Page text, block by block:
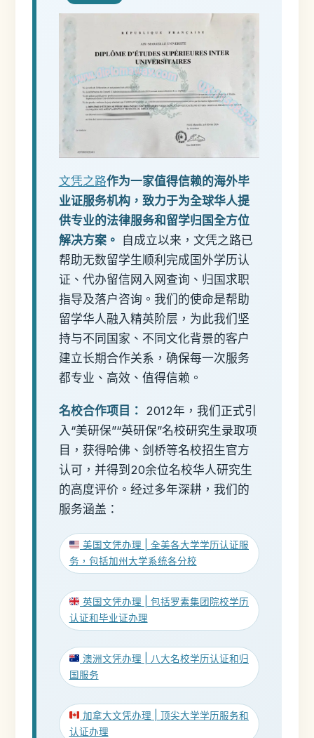
文凭之路作为一家值得信赖的海外毕
业证服务机构，致力于为全球华人提
供专业的法律服务和留学归国全方位
解决方案。 自成立以来，文凭之路已
帮助无数留学生顺利完成国外学历认
证、代办留信网入网查询、归国求职
指导及落户咨询。我们的使命是帮助
留学华人融入精英阶层，为此我们坚
持与不同国家、不同文化背景的客户
建立长期合作关系，确保每一次服务
都专业、高效、值得信赖。
名校合作项目： 2012年，我们正式引
入“美研保”“英研保”名校研究生录取项
目，获得哈佛、剑桥等名校招生官方
认可，并得到20余位名校华人研究生
的高度评价。经过多年深耕，我们的
服务涵盖：
美国文凭办理 | 全美各大学学历认证服
务，包括加州大学系统各分校
英国文凭办理 | 包括罗素集团院校学历
认证和毕业证办理
澳洲文凭办理 | 八大名校学历认证和归
国服务
加拿大文凭办理 | 顶尖大学学历服务和
认证办理